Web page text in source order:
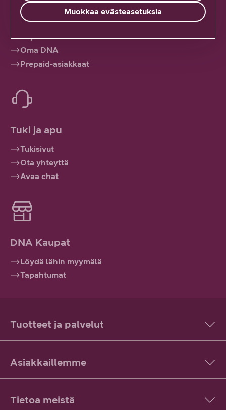
Hallinnoi palveluitasi
Kirjaudu sisään
Oma DNA
Prepaid-asiakkaat
Tuki ja apu
Tukisivut
Ota yhteyttä
Avaa chat
DNA Kaupat
Löydä lähin myymälä
Tapahtumat
Tuotteet ja palvelut
Asiakkaillemme
Tietoa meistä
Muokkaa evästeasetuksia